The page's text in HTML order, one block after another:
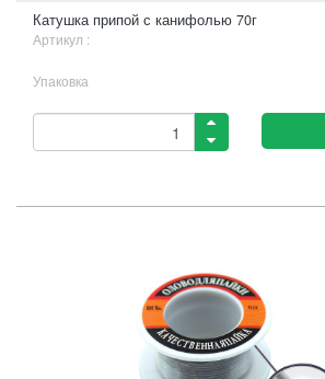
Катушка припой с канифолью 70г
Артикул :
Упаковка